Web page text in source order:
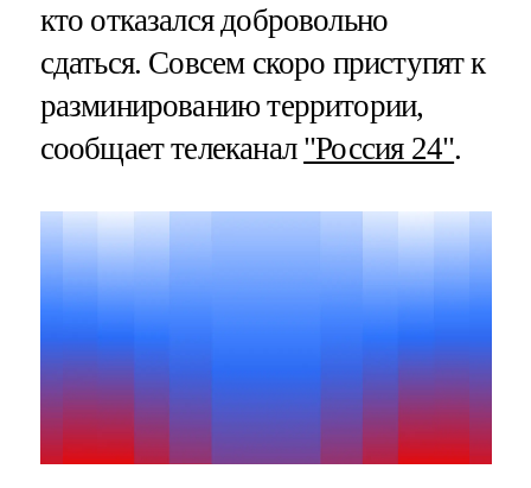
кто отказался добровольно
сдаться. Совсем скоро приступят к
разминированию территории,
сообщает телеканал "Россия 24".